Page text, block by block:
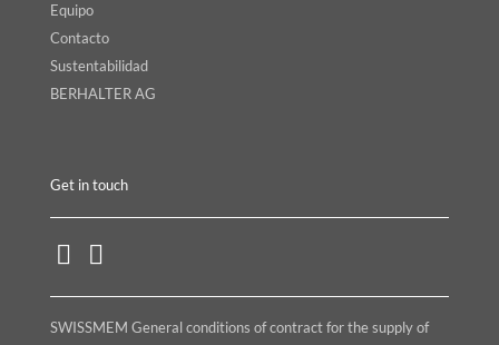
Equipo
Contacto
Sustentabilidad
BERHALTER AG
Get in touch
SWISSMEM General conditions of contract for the supply of